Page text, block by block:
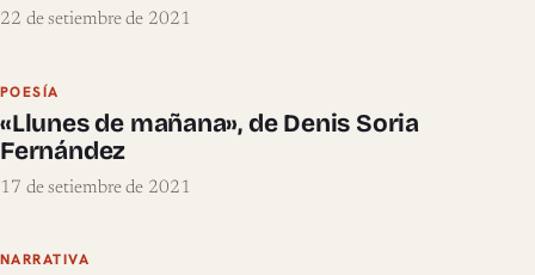
22 de setiembre de 2021
POESÍA
«Llunes de mañana», de Denis Soria
Fernández
17 de setiembre de 2021
NARRATIVA